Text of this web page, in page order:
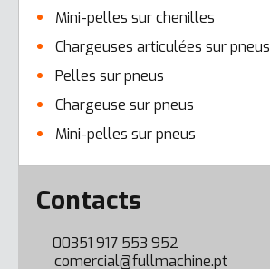
Mini-pelles sur chenilles
Chargeuses articulées sur pneus
Pelles sur pneus
Chargeuse sur pneus
Mini-pelles sur pneus
Error here
Contacts
00351 917 553 952
comercial@fullmachine.pt